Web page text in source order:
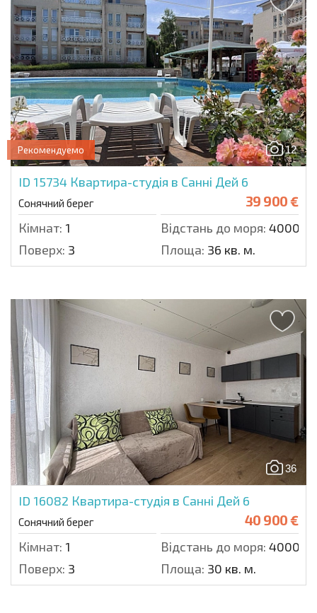
12
Рекомендуемо
ID 15734 Квартира-студія в Санні Дей 6
Сонячний берег 39 900 €
Кімнат: 1 Відстань до моря: 4000 м.
Поверх: 3 Площа: 36 кв. м.
36
ID 16082 Квартира-студія в Санні Дей 6
Сонячний берег 40 900 €
Кімнат: 1 Відстань до моря: 4000 м.
Поверх: 3 Площа: 30 кв. м.